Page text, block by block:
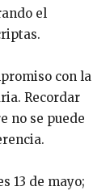
el
con la
Recordar
no se puede
13 de mayo;